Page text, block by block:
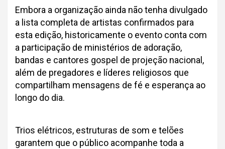
Embora a organização ainda não tenha divulgado
a lista completa de artistas confirmados para
esta edição, historicamente o evento conta com
a participação de ministérios de adoração,
bandas e cantores gospel de projeção nacional,
além de pregadores e líderes religiosos que
compartilham mensagens de fé e esperança ao
longo do dia.
Trios elétricos, estruturas de som e telões
garantem que o público acompanhe toda a